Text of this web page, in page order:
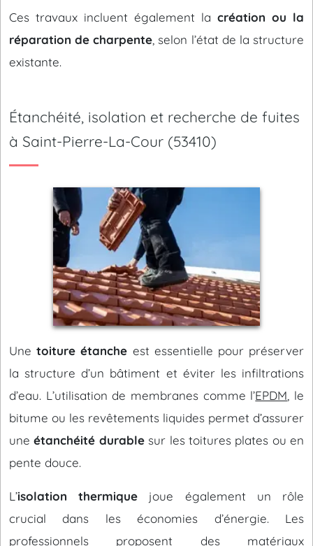
Ces travaux incluent également la création ou la
réparation de charpente, selon l’état de la structure
existante.
Étanchéité, isolation et recherche de fuites
à Saint-Pierre-La-Cour (53410)
Unetoiture étanche est essentielle pour préserver
la structure d’un bâtiment et éviter les infiltrations
d’eau. L’utilisation de membranes comme l’EPDM , le
bitume ou les revêtements liquides permet d’assurer
uneétanchéité durablesur les toitures plates ou en
pente douce.
L’isolation thermique joue également un rôle
crucial dans les économies d’énergie. Les
professionnels proposent des matériaux